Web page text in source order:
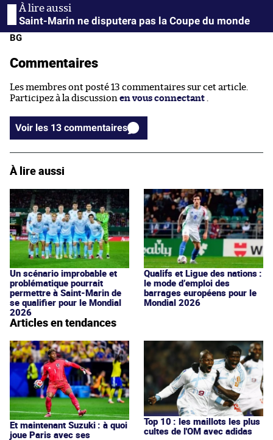
Saint-Marin ne disputera pas la Coupe du monde
BG
Commentaires
Les membres ont posté 13 commentaires sur cet article.
Participez à la discussion en vous connectant
Voir les 13 commentaires
À lire aussi
Un scénario improbable et
problématique pourrait
permettre à Saint-Marin de
se qualifier pour le Mondial
2026
Qualifs et Ligue des nations :
le mode d’emploi des
barrages européens pour le
Mondial 2026
Articles en tendances
Et maintenant Suzuki : à quoi
joue Paris avec ses
Top 10 : les maillots les plus
cultes de l'OM avec adidas